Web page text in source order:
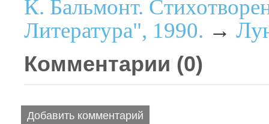
К. Бальмонт.
Литература", 1990. →
Комментарии (0)
Добавить комментарий